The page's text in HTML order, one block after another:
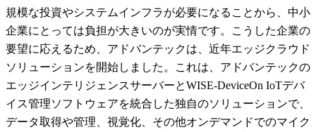
規模な投資やシステムインフラが必要になることから、中小
企業にとっては負担が大きいのが実情です。こうした企業の
要望に応えるため、アドバンテックは、近年エッジクラウド
ソリューションを開始しました。これは、アドバンテックの
エッジインテリジェンスサーバーとWISE-DeviceOn IoTデバ
イス管理ソフトウェアを統合した独自のソリューションで、
データ取得や管理、視覚化、その他オンデマンドでのマイク